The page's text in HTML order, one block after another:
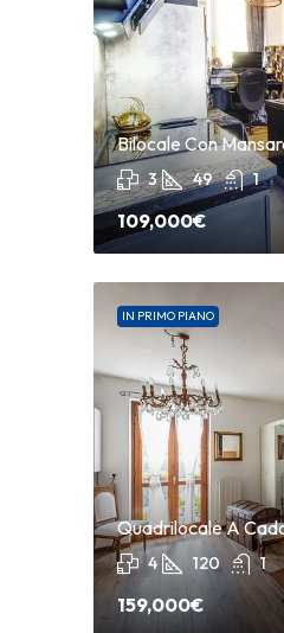
Bilocale Con
3 49 1
109,000€
IN PRIMO PIANO
Quadrilocale A
4 120 1
159,000€